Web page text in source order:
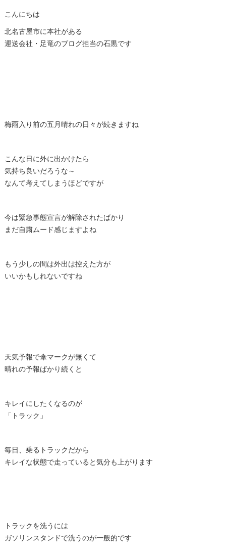
こんにちは
北名古屋市に本社がある
運送会社・足竜のブログ担当の石黒です
梅雨入り前の五月晴れの日々が続きますね
こんな日に外に出かけたら
気持ち良いだろうな～
なんて考えてしまうほどですが
今は緊急事態宣言が解除されたばかり
まだ自粛ムード感じますよね
もう少しの間は外出は控えた方が
いいかもしれないですね
天気予報で傘マークが無くて
晴れの予報ばかり続くと
キレイにしたくなるのが
「トラック」
毎日、乗るトラックだから
キレイな状態で走っていると気分も上がります
トラックを洗うには
ガソリンスタンドで洗うのが一般的です